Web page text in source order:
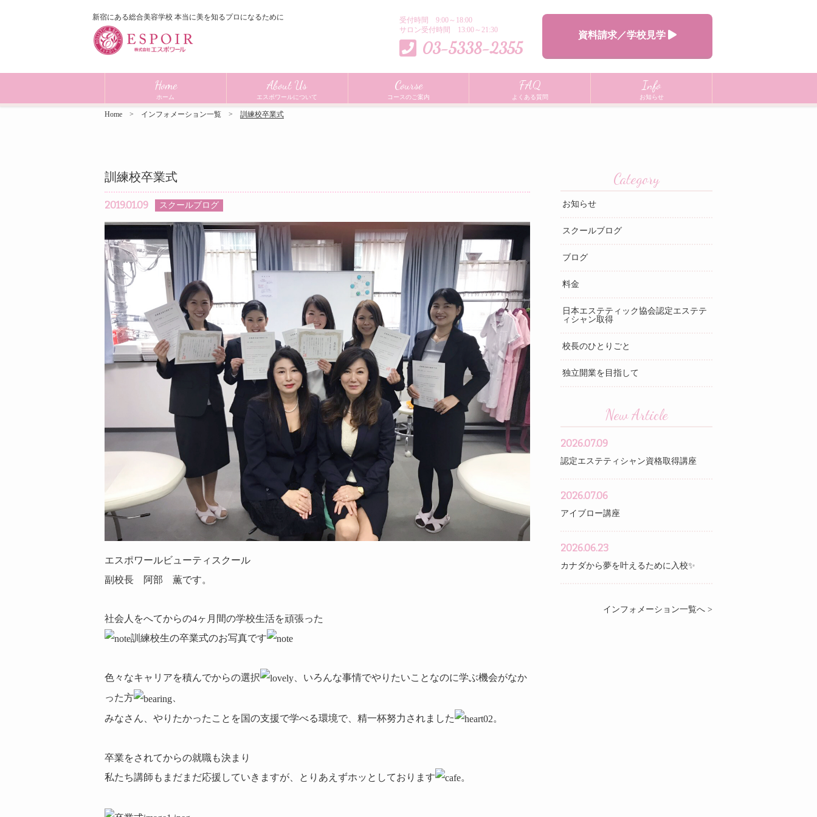
受付時間 9:00～18:00
サロン受付時間 13:00～21:30
03-5338-2355
新宿にある総合美容学校 本当に美を知るプロになるために
資料請求／学校見学
Home
ホーム
About Us
エスポワールについて
Course
コースのご案内
FAQ
よくある質問
Info
お知らせ
Home インフォメーション一覧 訓練校卒業式
訓練校卒業式
2019.01.09 スクールブログ
エスポワールビューティスクール
副校長 阿部 薫です。
社会人をへてからの4ヶ月間の学校生活を頑張った
訓練校生の卒業式のお写真です
色々なキャリアを積んでからの選択
、いろんな事情でやりたいことなのに学ぶ機会がなか
った方
、
みなさん、やりたかったことを国の支援で学べる環境で、精一杯努力されました
。
卒業をされてからの就職も決まり
私たち講師もまだまだ応援していきますが、とりあえずホッとしております
。
Category
お知らせ
スクールブログ
ブログ
料金
日本エステティック協会認定エステテ
ィシャン取得
校長のひとりごと
独立開業を目指して
New Article
2026.07.09
認定エステティシャン資格取得講座
2026.07.06
アイブロー講座
2026.06.23
カナダから夢を叶えるために入校✨
インフォメーション一覧へ >